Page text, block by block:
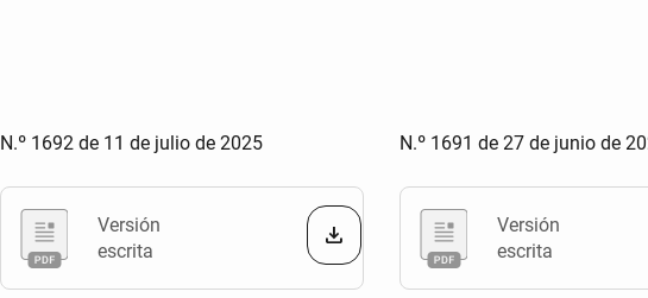
N.º 1692 de 11 de julio de 2025
Versión
escrita
N.º 1691 de 27 de junio de
Versión
escrita